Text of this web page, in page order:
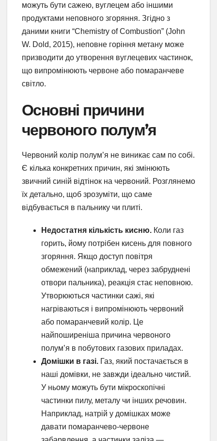
можуть бути сажею, вуглецем або іншими
продуктами неповного згоряння. Згідно з
даними книги “Chemistry of Combustion” (John
W. Dold, 2015), неповне горіння метану може
призводити до утворення вуглецевих частинок,
що випромінюють червоне або помаранчеве
світло.
Основні причини
червоного полум’я
Червоний колір полум’я не виникає сам по собі.
Є кілька конкретних причин, які змінюють
звичний синій відтінок на червоний. Розглянемо
їх детально, щоб зрозуміти, що саме
відбувається в пальнику чи плиті.
Недостатня кількість кисню. Коли газ
горить, йому потрібен кисень для повного
згоряння. Якщо доступ повітря
обмежений (наприклад, через забруднені
отвори пальника), реакція стає неповною.
Утворюються частинки сажі, які
нагріваються і випромінюють червоний
або помаранчевий колір. Це
найпоширеніша причина червоного
полум’я в побутових газових приладах.
Домішки в газі. Газ, який постачається в
наші домівки, не завжди ідеально чистий.
У ньому можуть бути мікроскопічні
частинки пилу, металу чи інших речовин.
Наприклад, натрій у домішках може
давати помаранчево-червоне